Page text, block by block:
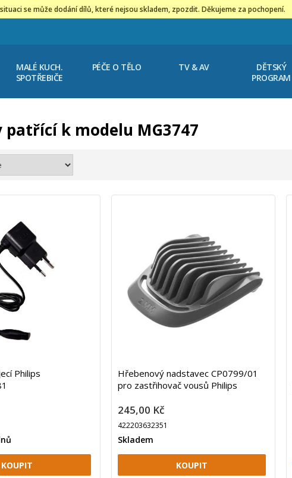
se může dodání dílů, které nejsou skladem, zpozdit. Děkujeme za pochopení.
MALÉ KUCH.
SPOTŘEBIČE
PÉČE O TĚLO TV & AV
DĚTSKÝ
PROGRAM
k modelu MG3747
Philips
Hřebenový nadstavec CP0799/01
pro zastřihovač vousů Philips
245,00 Kč
422203632351
Skladem